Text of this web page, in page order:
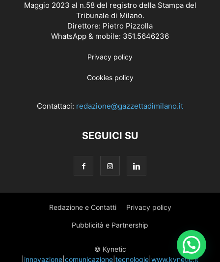
Maggio 2023 al n.58 del registro della Stampa del
Tribunale di Milano.
Direttore: Pietro Pizzolla
WhatsApp & mobile: 351.5646236
Privacy policy
Cookies policy
Contattaci: redazione@gazzettadimilano.it
SEGUICI SU
Redazione e Contatti Privacy policy
Pubblicità e Partnership
© Kynetic
innovazione comunicazione tecnologie www.kynetic.it